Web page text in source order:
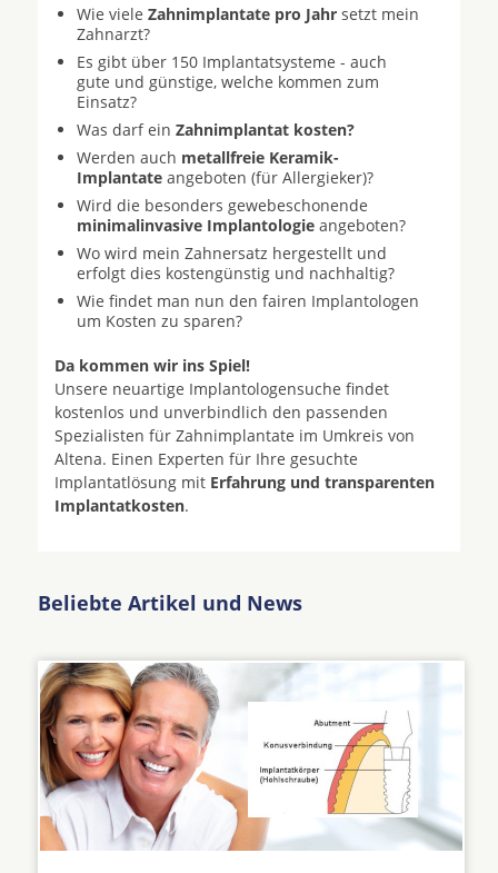
Wie viele Zahnimplantate pro Jahr setzt mein
Zahnarzt?
Es gibt über 150 Implantatsysteme - auch
gute und günstige, welche kommen zum
Einsatz?
Was darf ein Zahnimplantat kosten?
Werden auch metallfreie Keramik-
Implantate angeboten (für Allergieker)?
Wird die besonders gewebeschonende
minimalinvasive Implantologie angeboten?
Wo wird mein Zahnersatz hergestellt und
erfolgt dies kostengünstig und nachhaltig?
Wie findet man nun den fairen Implantologen
um Kosten zu sparen?
Da kommen wir ins Spiel!
Unsere neuartige Implantologensuche findet
kostenlos und unverbindlich den passenden
Spezialisten für Zahnimplantate im Umkreis von
Altena. Einen Experten für Ihre gesuchte
Implantatlösung mit Erfahrung und transparenten
Implantatkosten.
Beliebte Artikel und News